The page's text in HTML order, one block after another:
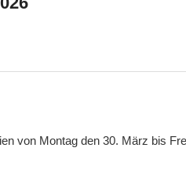
von Montag den 30. März bis